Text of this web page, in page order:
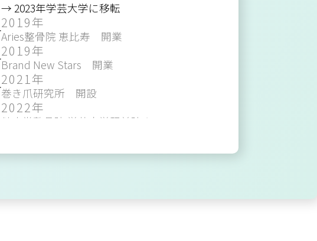
→ 2023年学芸大学に移転
2019年
Aries整骨院 恵比寿 開業
2019年
Brand New Stars 開業
2021年
巻き爪研究所 開設
2022年
健康堂整骨院 学芸大学駅前院 と
スターズ鍼灸整骨院にリニューアル